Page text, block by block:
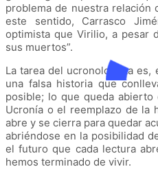
problema de nuestra relación
este sentido, Carrasco
optimista que Virilio, a pesar
sus muertos”.
La tarea del ucronologista es,
una falsa historia que
posible; lo que queda
Ucronía o el reemplazo de la
abre y se cierra para quedar
abriéndose en la posibilidad
el futuro que cada lectura
hemos terminado de vivir.